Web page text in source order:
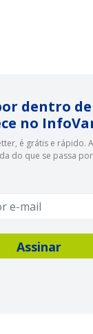
dentro
no
é grátis e rápido.
do que se passa